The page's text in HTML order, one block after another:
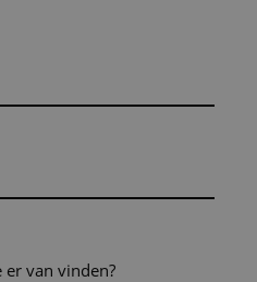
van vinden?